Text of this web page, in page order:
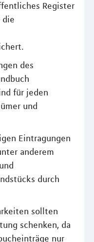
Register
die
des
für jeden
und
Eintragungen
anderem
durch
sollten
schenken, da
nur